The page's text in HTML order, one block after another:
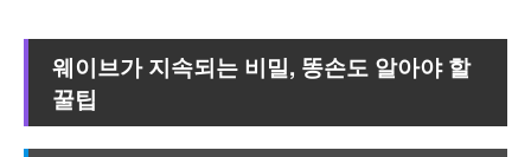
웨이브가 지속되는 비밀, 똥손도 알아야 할
꿀팁